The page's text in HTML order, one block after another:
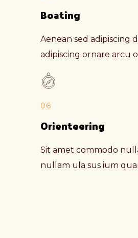
Boating
Aenean sed adipiscing
adipiscing ornare arcu
06
Orienteering
Sit amet commodo
nullam ula sus ium